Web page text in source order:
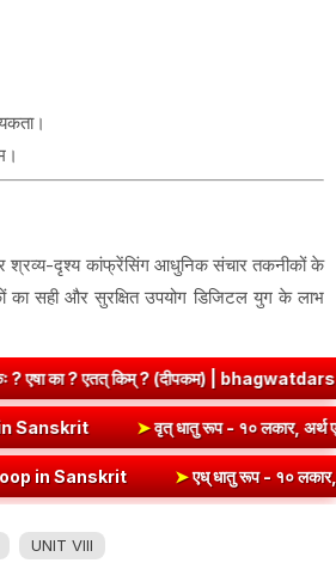
श्रव्य-दृश्य कांफ्रेंसिंग आधुनिक संचार तकनीकों के
का सही और सुरक्षित उपयोग डिजिटल युग के लाभ
? (दीपकम) | bhagwatdarshan.com
Dhatu Roop in Sanskrit ➤वृत् धातु
➤एध् धातु रूप - १० लकार, अर्थ एवं
UNIT VIII